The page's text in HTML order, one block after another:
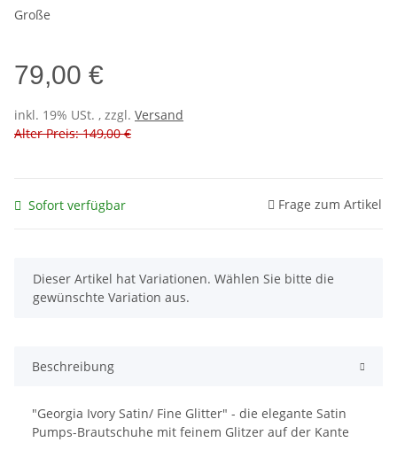
Große
79,00 €
inkl. 19% USt. , zzgl. Versand
Alter Preis: 149,00 €
Sofort verfügbar Frage zum Artikel
x
Dieser Artikel hat Variationen. Wählen Sie bitte die
gewünschte Variation aus.
Beschreibung
"Georgia Ivory Satin/ Fine Glitter" - die elegante Satin
Pumps-Brautschuhe mit feinem Glitzer auf der Kante